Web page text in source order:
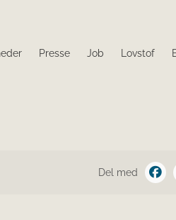
Presse Job Lovstof
Del med